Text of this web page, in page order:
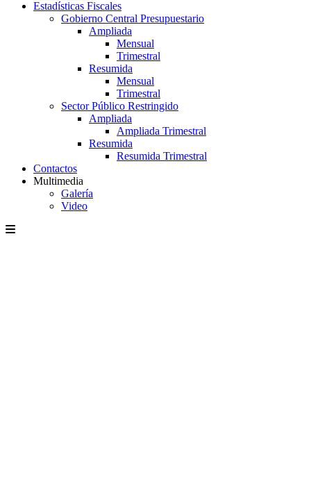
Estadísticas Fiscales
Gobierno Central Presupuestario
Ampliada
Mensual
Trimestral
Resumida
Mensual
Trimestral
Sector Público Restringido
Ampliada
Ampliada Trimestral
Resumida
Resumida Trimestral
Contactos
Multimedia
Galería
Video